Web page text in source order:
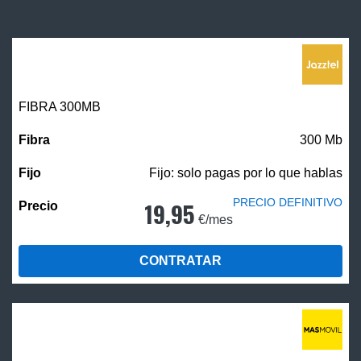
FIBRA 300MB
300 Mb
Fijo: solo pagas por lo que hablas
19,95 €/mes
PRECIO DEFINITIVO
CONTRATAR